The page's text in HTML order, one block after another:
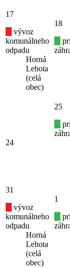
17
vývoz
komunálneho
odpadu
Horná
Lehota
(celá
obec)
18
24
25
31
vývoz
komunálneho
odpadu
Horná
Lehota
(celá
obec)
1